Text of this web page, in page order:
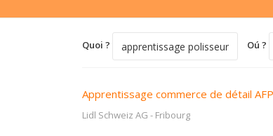
Quoi ? Oú ?
Apprentissage commerce de détail
Lidl Schweiz AG - Fribourg